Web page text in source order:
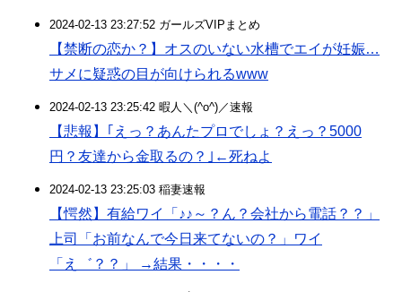
2024-02-13 23:27:52 ガールズVIPまとめ
【禁断の恋か？】オスのいない水槽でエイが妊娠…
サメに疑惑の目が向けられるwww
2024-02-13 23:25:42 暇人＼(^o^)／速報
【悲報】｢えっ？あんたプロでしょ？えっ？5000
円？友達から金取るの？｣←死ねよ
2024-02-13 23:25:03 稲妻速報
【愕然】有給ワイ「♪♪～？ん？会社から電話？？」
上司「お前なんで今日来てないの？」ワイ
「え゛？？」 →結果・・・・